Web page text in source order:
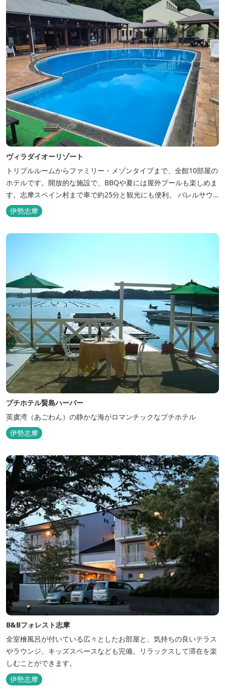
ヴィラダイオーリゾート
トリプルルームからファミリー・メゾンタイプまで、全館10部屋の
ホテルです。開放的な施設で、BBQや夏には屋外プールも楽しめま
す。志摩スペイン村まで車で約25分と観光にも便利。 バレルサウ
ナをはじめました。
伊勢志摩
プチホテル賢島ハーバー
英虞湾（あごわん）の静かな海がロマンチックなプチホテル
伊勢志摩
B&Bフォレスト志摩
全室檜風呂が付いている広々としたお部屋と、気持ちの良いテラス
やラウンジ、キッズスペースなども完備。リラックスして滞在を楽
しむことができます。
伊勢志摩